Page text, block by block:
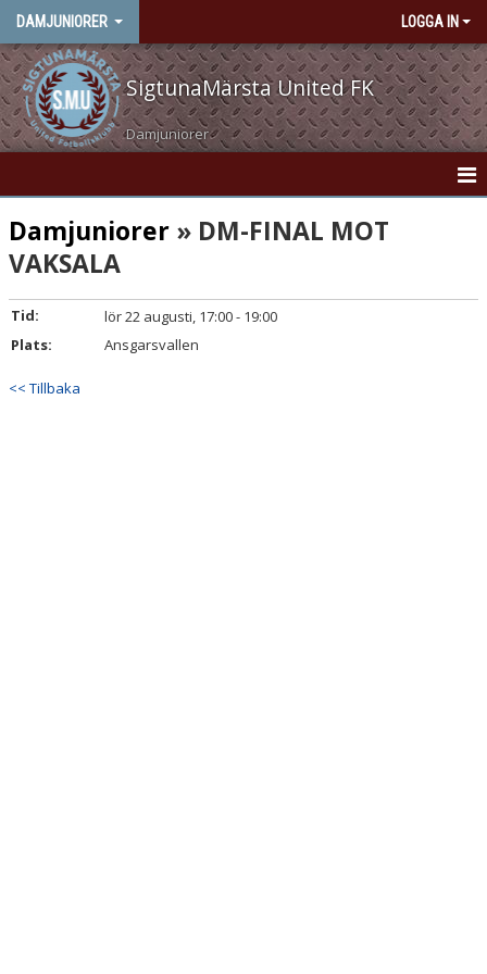
DAMJUNIORER LOGGA IN
SigtunaMärsta United FK
Damjuniorer
HEM
NYHETER
KONTAKT
Damjuniorer » DM-FINAL MOT
VAKSALA
Tid:
lör 22 augusti, 17:00 - 19:00
Plats:
Ansgarsvallen
<< Tillbaka